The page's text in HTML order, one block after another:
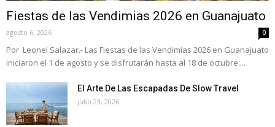
Fiestas de las Vendimias 2026 en Guanajuato
agosto 6, 2026 0
Por Leonel Salazar.- Las Fiestas de las Vendimias 2026 en Guanajuato
iniciaron el 1 de agosto y se disfrutarán hasta al 18 de octubre....
El Arte De Las Escapadas De Slow Travel
julio 23, 2026